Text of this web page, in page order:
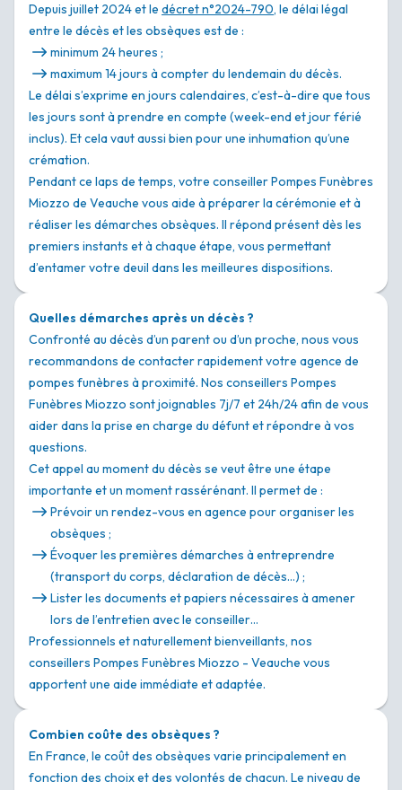
Depuis juillet 2024 et le décret n°2024-790, le délai légal
entre le décès et les obsèques est de :
minimum 24 heures ;
maximum 14 jours à compter du lendemain du décès.
Le délai s’exprime en jours calendaires, c’est-à-dire que tous
les jours sont à prendre en compte (week-end et jour férié
inclus). Et cela vaut aussi bien pour une inhumation qu’une
crémation.
Pendant ce laps de temps, votre conseiller Pompes Funèbres
Miozzo de Veauche vous aide à préparer la cérémonie et à
réaliser les démarches obsèques. Il répond présent dès les
premiers instants et à chaque étape, vous permettant
d’entamer votre deuil dans les meilleures dispositions.
Quelles démarches après un décès ?
Confronté au décès d’un parent ou d’un proche, nous vous
recommandons de contacter rapidement votre agence de
pompes funèbres à proximité. Nos conseillers Pompes
Funèbres Miozzo sont joignables 7j/7 et 24h/24 afin de vous
aider dans la prise en charge du défunt et répondre à vos
questions.
Cet appel au moment du décès se veut être une étape
importante et un moment rassérénant. Il permet de :
Prévoir un rendez-vous en agence pour organiser les
obsèques ;
Évoquer les premières démarches à entreprendre
(transport du corps, déclaration de décès…) ;
Lister les documents et papiers nécessaires à amener
lors de l’entretien avec le conseiller…
Professionnels et naturellement bienveillants, nos
conseillers Pompes Funèbres Miozzo - Veauche vous
apportent une aide immédiate et adaptée.
Combien coûte des obsèques ?
En France, le coût des obsèques varie principalement en
fonction des choix et des volontés de chacun. Le niveau de